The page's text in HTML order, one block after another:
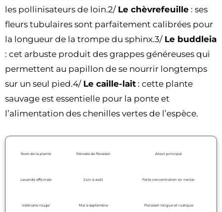
les pollinisateurs de loin.2/ Le chèvrefeuille : ses
fleurs tubulaires sont parfaitement calibrées pour
la longueur de la trompe du sphinx.3/ Le buddleia
: cet arbuste produit des grappes généreuses qui
permettent au papillon de se nourrir longtemps
sur un seul pied.4/ Le caille-lait : cette plante
sauvage est essentielle pour la ponte et
l’alimentation des chenilles vertes de l’espèce.
Nom de la plante Période de floraison Atout principal
Lavande officinale Juin à août Forte concentration en nectar
Valériane rouge Mai à septembre Floraison longue et rustique